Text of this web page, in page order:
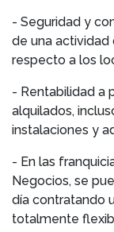
- Seguridad y
de una actividad
respecto a los
- Rentabilidad a
alquilados,
instalaciones y
- En las
Negocios, se
día contratando
totalmente